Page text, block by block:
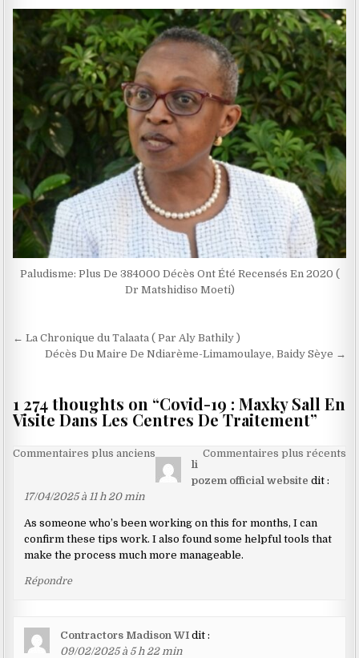
Paludisme: Plus De 384000 Décès Ont Été Recensés En 2020 (
Dr Matshidiso Moeti)
Navigation
← La Chronique du Talaata ( Par Aly Bathily )
Décès Du Maire De Ndiarème-Limamoulaye, Baidy Sèye →
1 274 thoughts on “Covid-19 : Maxky Sall En
Visite Dans Les Centres De Traitement”
Navigation
les
commentaires
Commentaires plus anciens
Commentaires plus récents
li
pozem official website dit :
17/04/2025 à 11 h 20 min
As someone who’s been working on this for months, I can
confirm these tips work. I also found some helpful tools that
make the process much more manageable.
Répondre
Contractors Madison WI dit :
09/02/2025 à 5 h 22 min